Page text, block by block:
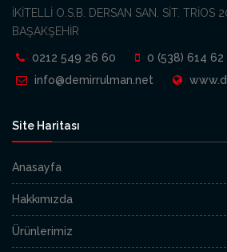
İKİTELLİ O.S.B. DERSAN SAN. SİT. TRİOS
BAŞAKŞEHİR
0212 549 26 60
0 (538) 614 62
info@demirrulman.net
Site Haritası
Anasayfa
Hakkımızda
Ürünlerimiz